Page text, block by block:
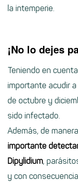
la intemperie.
¡No lo dejes
Teniendo en
importante acudir
de octubre y
sido infectado.
Además, de
importante
Dipylidium,
y con